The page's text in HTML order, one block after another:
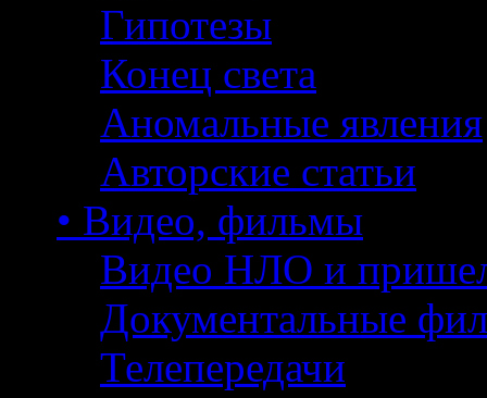
Гипотезы
Конец света
Аномальные явления
Авторские статьи
• Видео, фильмы
Видео НЛО и
Документальные
Телепередачи